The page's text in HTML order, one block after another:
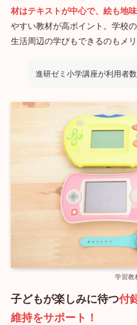
材はテキストが中心で、絵も地味
やすい教材が高ポイント。学校
生活周辺の学びもできるのもメ
進研ゼミ小学講座が利用者
学習教
子どもが楽しみに待つ付
維持をサポート！